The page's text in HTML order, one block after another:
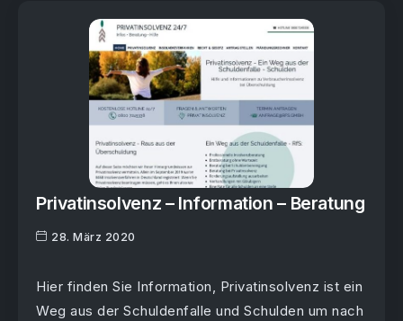
Privatinsolvenz – Information – Beratung
28. März 2020
Hier finden Sie Information, Privatinsolvenz ist ein
Weg aus der Schuldenfalle und Schulden um nach